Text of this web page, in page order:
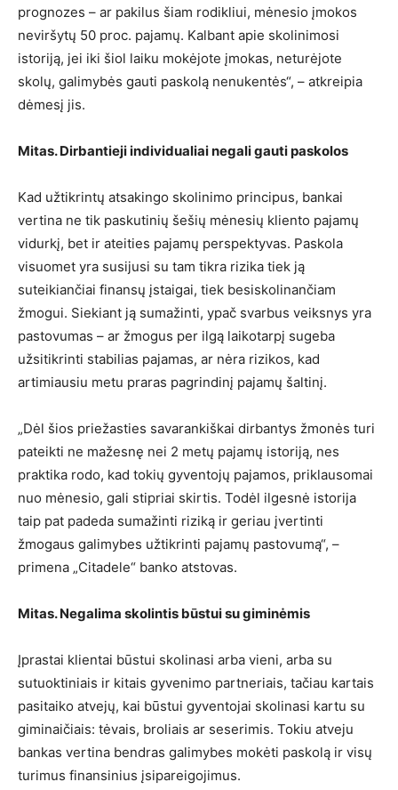
prognozes – ar pakilus šiam rodikliui, mėnesio įmokos
neviršytų 50 proc. pajamų. Kalbant apie skolinimosi
istoriją, jei iki šiol laiku mokėjote įmokas, neturėjote
skolų, galimybės gauti paskolą nenukentės“, – atkreipia
dėmesį jis.
Mitas. Dirbantieji individualiai negali gauti paskolos
Kad užtikrintų atsakingo skolinimo principus, bankai
vertina ne tik paskutinių šešių mėnesių kliento pajamų
vidurkį, bet ir ateities pajamų perspektyvas. Paskola
visuomet yra susijusi su tam tikra rizika tiek ją
suteikiančiai finansų įstaigai, tiek besiskolinančiam
žmogui. Siekiant ją sumažinti, ypač svarbus veiksnys yra
pastovumas – ar žmogus per ilgą laikotarpį sugeba
užsitikrinti stabilias pajamas, ar nėra rizikos, kad
artimiausiu metu praras pagrindinį pajamų šaltinį.
„Dėl šios priežasties savarankiškai dirbantys žmonės turi
pateikti ne mažesnę nei 2 metų pajamų istoriją, nes
praktika rodo, kad tokių gyventojų pajamos, priklausomai
nuo mėnesio, gali stipriai skirtis. Todėl ilgesnė istorija
taip pat padeda sumažinti riziką ir geriau įvertinti
žmogaus galimybes užtikrinti pajamų pastovumą“, –
primena „Citadele“ banko atstovas.
Mitas. Negalima skolintis būstui su giminėmis
Įprastai klientai būstui skolinasi arba vieni, arba su
sutuoktiniais ir kitais gyvenimo partneriais, tačiau kartais
pasitaiko atvejų, kai būstui gyventojai skolinasi kartu su
giminaičiais: tėvais, broliais ar seserimis. Tokiu atveju
bankas vertina bendras galimybes mokėti paskolą ir visų
turimus finansinius įsipareigojimus.